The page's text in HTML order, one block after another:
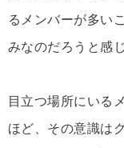
るメンバーが多い
みなのだろうと感じ
目立つ場所にいる
ほど、その意識は